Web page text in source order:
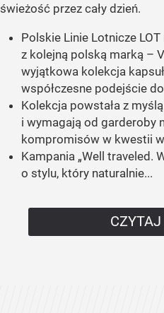
świeżość przez cały dzień.
Polskie Linie Lotnicze
z kolejną polską marką –
wyjątkowa kolekcja
współczesne podejście
Kolekcja powstała z
i wymagają od garderoby
kompromisów w kwestii
Kampania „Well traveled.
o stylu, który naturalnie...